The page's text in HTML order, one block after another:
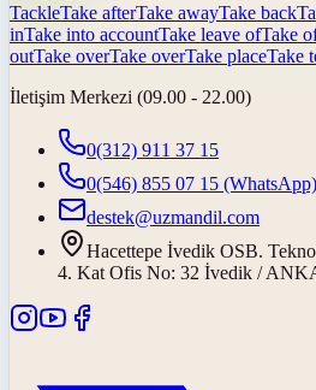
TackleTake afterTake awayTake back
inTake into accountTake leave ofTake
outTake overTake overTake placeTake
İletişim Merkezi (09.00 - 22.00)
0(312) 911 37 15
0(546) 855 07 15 (WhatsApp)
destek@uzmandil.com
Hacettepe İvedik OSB.
4. Kat Ofis No: 32 İvedik /